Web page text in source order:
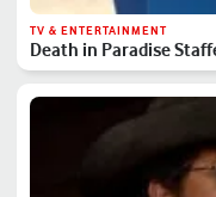
TV & ENTERTAINMENT
Death in Paradise